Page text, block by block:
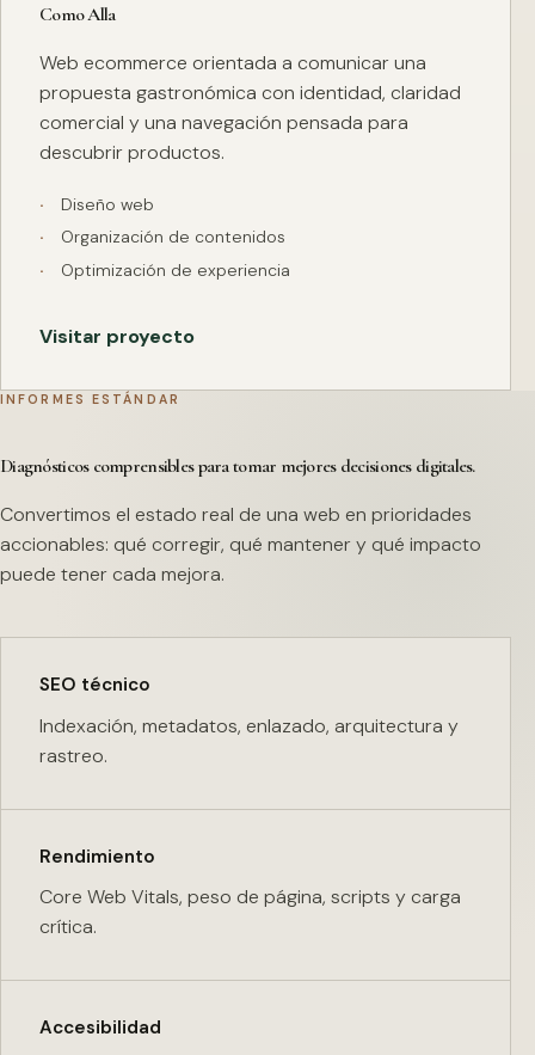
Como Alla
Web ecommerce orientada a comunicar una
propuesta gastronómica con identidad, claridad
comercial y una navegación pensada para
descubrir productos.
Diseño web
Organización de contenidos
Optimización de experiencia
Visitar proyecto
INFORMES ESTÁNDAR
Diagnósticos comprensibles para tomar mejores decisiones digitales.
Convertimos el estado real de una web en prioridades
accionables: qué corregir, qué mantener y qué impacto
puede tener cada mejora.
SEO técnico
Indexación, metadatos, enlazado, arquitectura y
rastreo.
Rendimiento
Core Web Vitals, peso de página, scripts y carga
crítica.
Accesibilidad